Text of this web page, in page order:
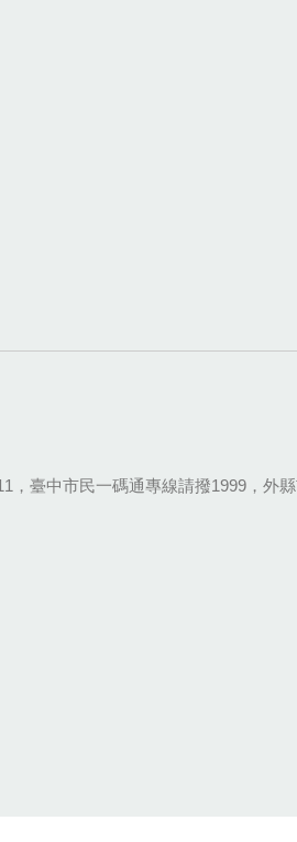
，臺中市民一碼通專線請撥1999，外